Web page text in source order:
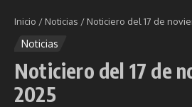
Inicio / Noticias / Noticiero del 17 de
Noticias
Noticiero del 17 de
2025